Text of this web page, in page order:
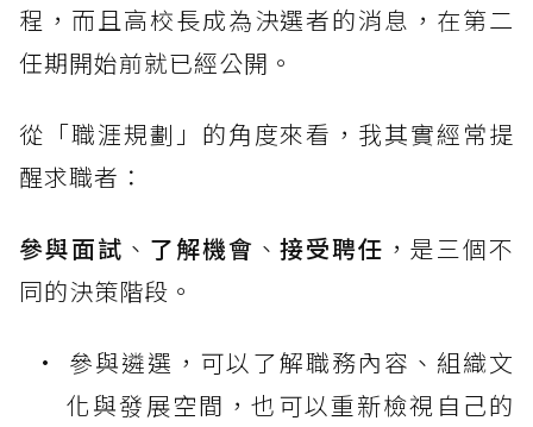
程，而且高校長成為決選者的消息，在第二
任期開始前就已經公開。
從「職涯規劃」的角度來看，我其實經常提
醒求職者：
參與面試 、 了解機會 、接受聘任 ，是三個不
同的決策階段。
參與遴選，可以了解職務內容、組織文
化與發展空間，也可以重新檢視自己的